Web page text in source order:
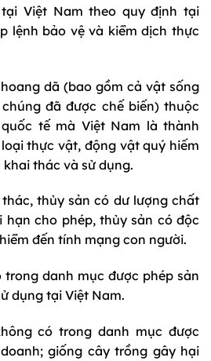
Việt Nam theo quy định tại
lệnh bảo vệ và kiểm dịch thực
dã (bao gồm cả vật sống
đã được chế biến) thuộc
tế mà Việt Nam là thành
thực vật, động vật quý hiếm
thác và sử dụng.
thủy sản có dư lượng chất
cho phép, thủy sản có độc
đến tính mạng con người.
trong danh mục được phép sản
dụng tại Việt Nam.
có trong danh mục được
giống cây trồng gây hại